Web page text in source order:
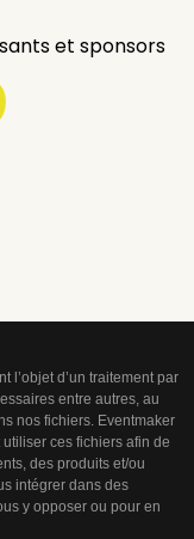
et sponsors
l’objet d’un traitement par
entre autres, au
nos fichiers. Eventmaker
ces fichiers afin de
des produits et/ou
intégrer dans des
y opposer ou pour en